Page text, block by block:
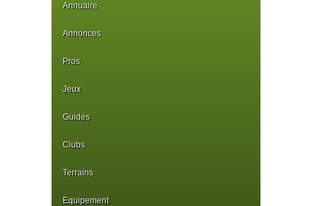
Annuaire
Annonces
Pros
Jeux
Guides
Clubs
Terrains
Equipement